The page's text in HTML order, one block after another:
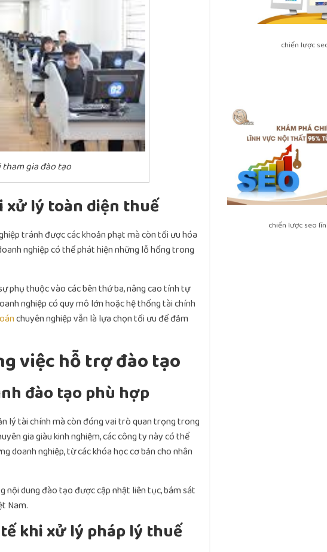
gia đào tạo
xử lý toàn diện thuế
tránh được các khoản phạt mà còn tối ưu hóa
nghiệp có thể phát hiện những lỗ hổng trong
phụ thuộc vào các bên thứ ba, nâng cao tính tự
nghiệp có quy mô lớn hoặc hệ thống tài chính
chuyên nghiệp vẫn là lựa chọn tối ưu để đảm
việc hỗ trợ đào tạo
đào tạo phù hợp
lý tài chính mà còn đóng vai trò quan trọng trong
gia giàu kinh nghiệm, các công ty này có thể
doanh nghiệp, từ các khóa học cơ bản cho nhân
nội dung đào tạo được cập nhật liên tục, bám sát
Nam.
khi xử lý pháp lý thuế
chiến lược
chiến lược seo